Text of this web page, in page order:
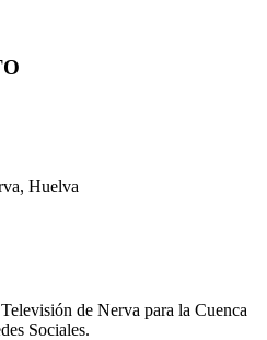
Huelva
de Nerva para la Cuenca
Sociales.